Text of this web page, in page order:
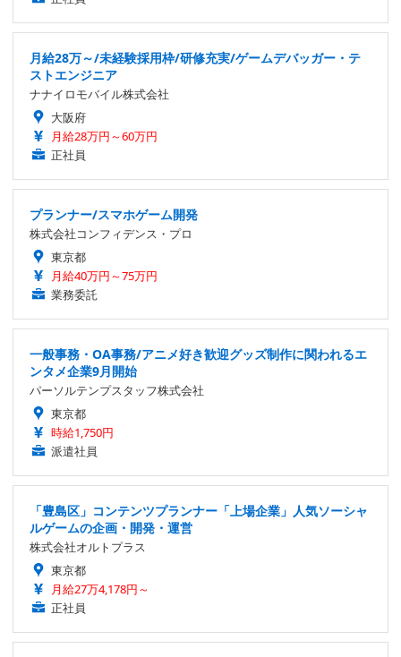
月給28万～/未経験採用枠/研修充実/ゲームデバッガー・テ
ストエンジニア
ナナイロモバイル株式会社
大阪府
月給28万円～60万円
正社員
プランナー/スマホゲーム開発
株式会社コンフィデンス・プロ
東京都
月給40万円～75万円
業務委託
一般事務・OA事務/アニメ好き歓迎グッズ制作に関われるエ
ンタメ企業9月開始
パーソルテンプスタッフ株式会社
東京都
時給1,750円
派遣社員
「豊島区」コンテンツプランナー「上場企業」人気ソーシャ
ルゲームの企画・開発・運営
株式会社オルトプラス
東京都
月給27万4,178円～
正社員